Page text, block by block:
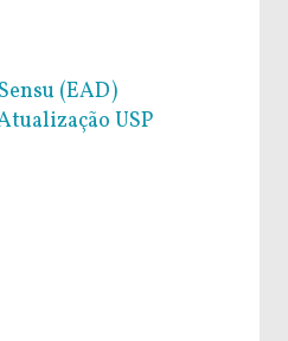
(EAD)
USP